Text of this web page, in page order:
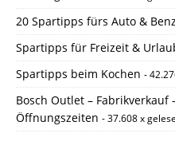
20 Spartipps fürs Auto &
Spartipps für Freizeit &
Spartipps beim Kochen -
Bosch Outlet – Fabrikverkauf
Öffnungszeiten - 37.608 x